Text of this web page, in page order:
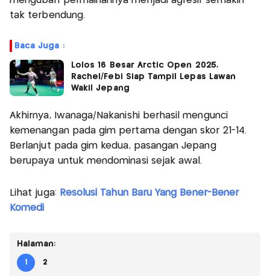
tak terbendung.
Baca Juga :
Lolos 16 Besar Arctic Open 2025,
Rachel/Febi Siap Tampil Lepas Lawan
Wakil Jepang
Akhirnya, Iwanaga/Nakanishi berhasil mengunci
kemenangan pada gim pertama dengan skor 21-14.
Berlanjut pada gim kedua, pasangan Jepang
berupaya untuk mendominasi sejak awal.
Lihat juga: Resolusi Tahun Baru Yang Bener-Bener
Komedi
Halaman:
1 2